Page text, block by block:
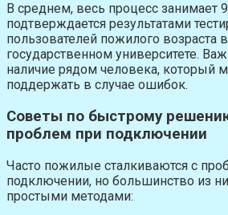
В среднем, весь процесс занимает
подтверждается результатами
пользователей пожилого возраста
государственном университете.
наличие рядом человека, который
поддержать в случае ошибок.
Советы по быстрому
проблем при подключении
Часто пожилые сталкиваются с
подключении, но большинство из
простыми методами: